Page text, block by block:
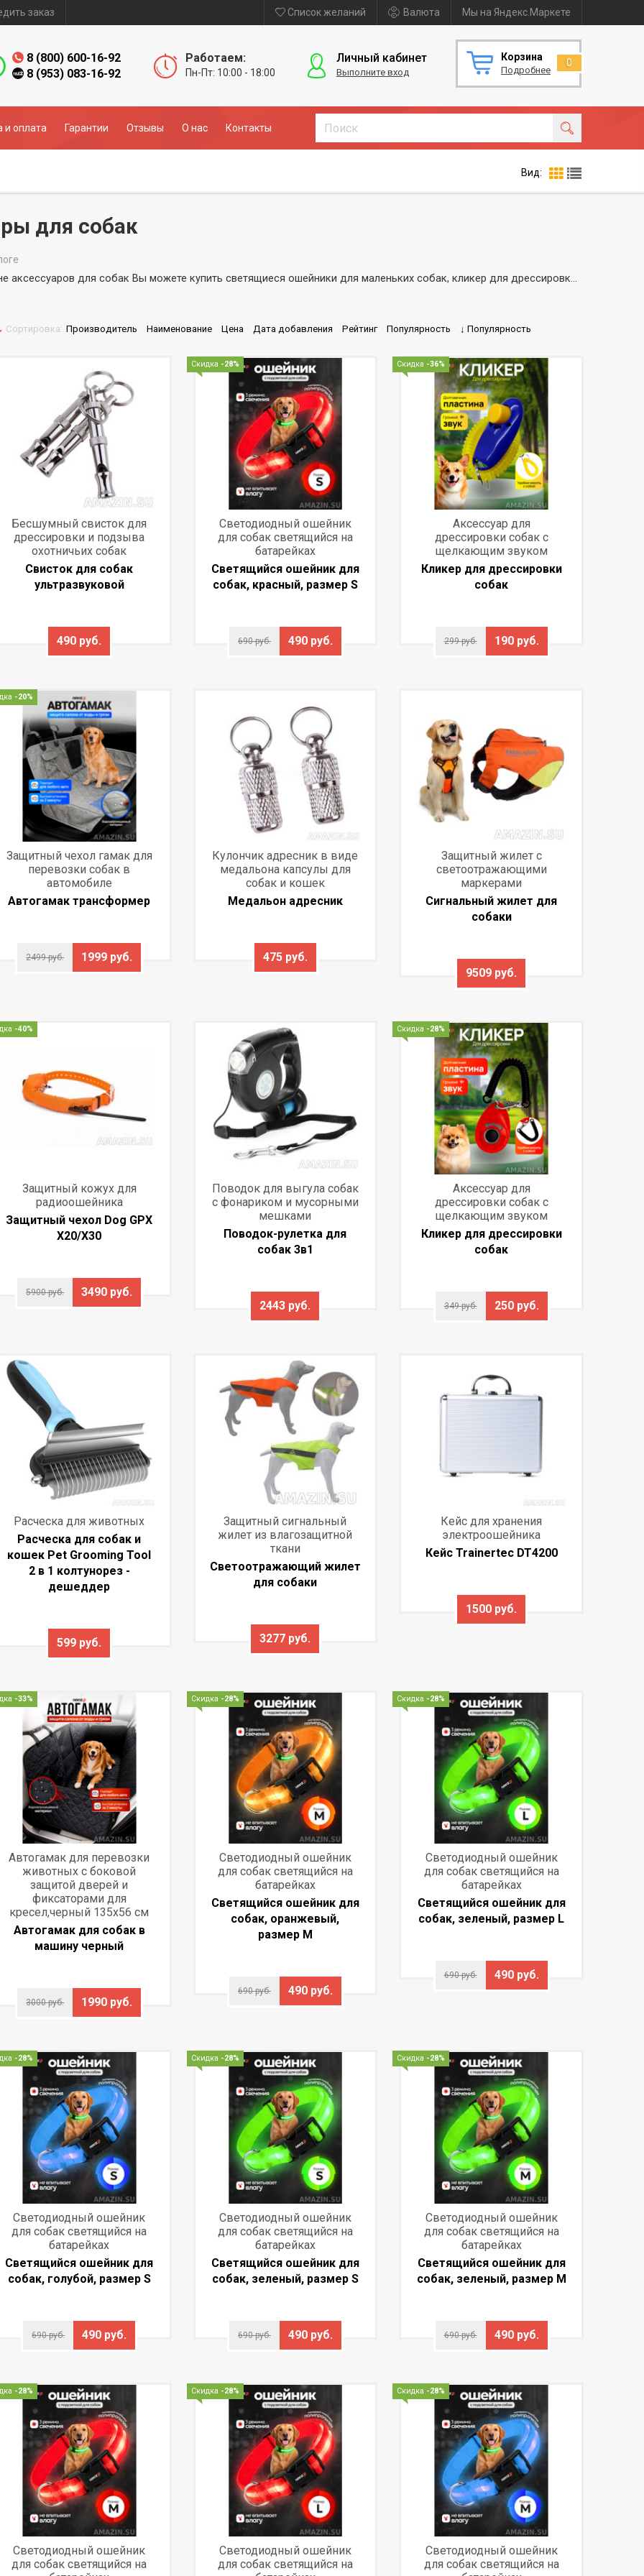
заказ Список желаний Валюта Мы на Яндекс.Маркете
8 (800) 600-16-92
8 (953) 083-16-92
Работаем:
Пн-Пт: 10:00 - 18:00
Личный кабинет
Выполните вход
Корзина
Подробнее
0
и оплата Гарантии Отзывы О нас Контакты
Вид:
для собак
В интернет-магазине аксессуаров для собак Вы можете купить светящиеся ошейники для маленьких собак, кликер для дрессировки собак и ультразвуковой свисток для дрессировки собак.
Сортировка: Производитель · Наименование · Цена · Дата добавления · Рейтинг · Популярность · ↓ Популярность
Бесшумный свисток для
дрессировки и подзыва
охотничьих собак
Свисток для собак
ультразвуковой
490 руб.
Скидка -28%
Светодиодный ошейник
для собак светящийся на
батарейках
Светящийся ошейник для
собак, красный, размер S
690 руб. 490 руб.
Скидка -36%
Аксессуар для
дрессировки собак с
щелкающим звуком
Кликер для дрессировки
собак
299 руб. 190 руб.
-20%
Защитный чехол гамак для
перевозки собак в
автомобиле
Автогамак трансформер
2499 руб. 1999 руб.
Кулончик адресник в виде
медальона капсулы для
собак и кошек
Медальон адресник
475 руб.
Защитный жилет с
светоотражающими
маркерами
Сигнальный жилет для
собаки
9509 руб.
-40%
Защитный кожух для
радиоошейника
Защитный чехол Dog GPX
X20/X30
5900 руб. 3490 руб.
Поводок для выгула собак
с фонариком и мусорными
мешками
Поводок-рулетка для
собак 3в1
2443 руб.
Скидка -28%
Аксессуар для
дрессировки собак с
щелкающим звуком
Кликер для дрессировки
собак
349 руб. 250 руб.
Расческа для животных
Расческа для собак и
кошек Pet Grooming Tool
2 в 1 колтунорез -
дешеддер
599 руб.
Защитный сигнальный
жилет из влагозащитной
ткани
Светоотражающий жилет
для собаки
3277 руб.
Кейс для хранения
электроошейника
Кейс Trainertec DT4200
1500 руб.
-33%
Автогамак для перевозки
животных с боковой
защитой дверей и
фиксаторами для
кресел,черный 135x56 см
Автогамак для собак в
машину черный
3000 руб. 1990 руб.
Скидка -28%
Светодиодный ошейник
для собак светящийся на
батарейках
Светящийся ошейник для
собак, оранжевый,
размер М
690 руб. 490 руб.
Скидка -28%
Светодиодный ошейник
для собак светящийся на
батарейках
Светящийся ошейник для
собак, зеленый, размер L
690 руб. 490 руб.
-28%
Светодиодный ошейник
для собак светящийся на
батарейках
Светящийся ошейник для
собак, голубой, размер S
690 руб. 490 руб.
Скидка -28%
Светодиодный ошейник
для собак светящийся на
батарейках
Светящийся ошейник для
собак, зеленый, размер S
690 руб. 490 руб.
Скидка -28%
Светодиодный ошейник
для собак светящийся на
батарейках
Светящийся ошейник для
собак, зеленый, размер М
690 руб. 490 руб.
-28%
Светодиодный ошейник
для собак светящийся на
Скидка -28%
Светодиодный ошейник
для собак светящийся на
Скидка -28%
Светодиодный ошейник
для собак светящийся на